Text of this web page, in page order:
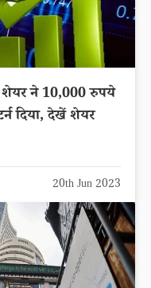
ने 10,000 रुपये
दिया, देखें शेयर
20th Jun 2023